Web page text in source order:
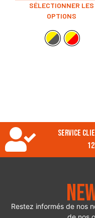
SÉLECTIONNER LES
OPTIONS
Service
Restez informés de nos